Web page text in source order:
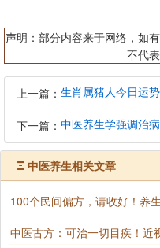
声明：部分内容来于网络，如
不代
上一篇：
下一篇：
Ξ 中医养生相关文章
100个民间偏方，请收好！养
中医古方：可治一切目疾！近